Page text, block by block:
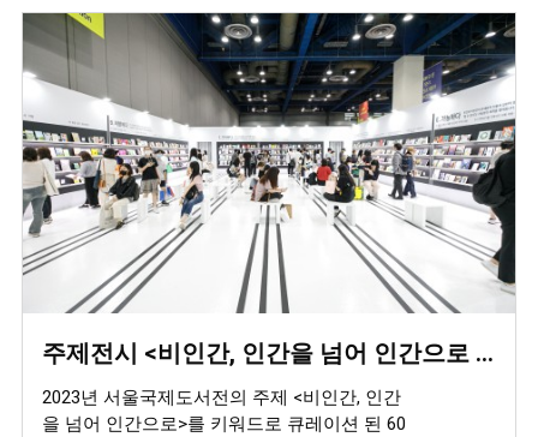
주제전시 <비인간, 인간을 넘어 인간으로 NONHUMAN>
2023년 서울국제도서전의 주제 <비인간, 인간
을 넘어 인간으로>를 키워드로 큐레이션 된 60